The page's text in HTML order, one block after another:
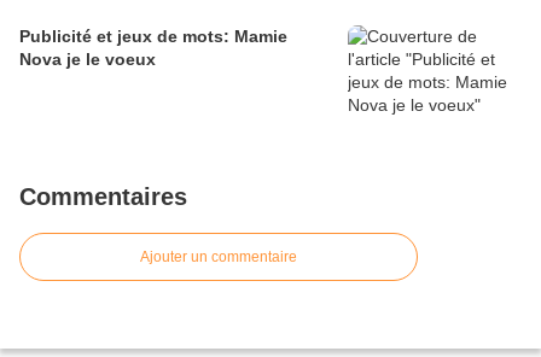
Publicité et jeux de mots: Mamie
Nova je le voeux
Commentaires
Ajouter un commentaire